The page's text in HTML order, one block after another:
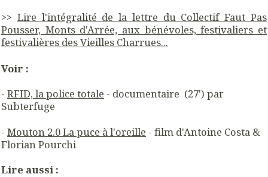
>> Lire l'intégralité de la lettre du Collectif Faut Pas
Pousser, Monts d'Arrée, aux bénévoles, festivaliers et
festivalières des Vieilles Charrues...
Voir :
- RFID, la police totale - documentaire (27') par
Subterfuge
- Mouton 2.0 La puce à l'oreille - film d'Antoine Costa &
Florian Pourchi
Lire aussi :